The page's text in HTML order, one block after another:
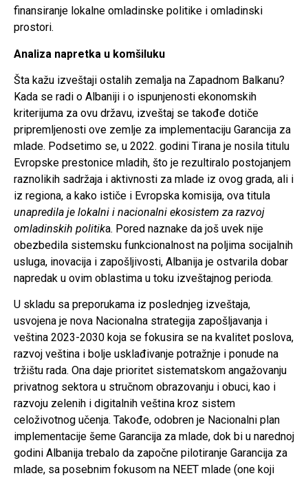
finansiranje lokalne omladinske politike i omladinski
prostori.
Analiza napretka u komšiluku
Šta kažu izveštaji ostalih zemalja na Zapadnom Balkanu?
Kada se radi o Albaniji i o ispunjenosti ekonomskih
kriterijuma za ovu državu, izveštaj se takođe dotiče
pripremljenosti ove zemlje za implementaciju Garancija za
mlade. Podsetimo se, u 2022. godini Tirana je nosila titulu
Evropske prestonice mladih, što je rezultiralo postojanjem
raznolikih sadržaja i aktivnosti za mlade iz ovog grada, ali i
iz regiona, a kako ističe i Evropska komisija, ova titula
unapredila je lokalni i nacionalni ekosistem za razvoj
omladinskih politika. Pored naznake da još uvek nije
obezbedila sistemsku funkcionalnost na poljima socijalnih
usluga, inovacija i zapošljivosti, Albanija je ostvarila dobar
napredak u ovim oblastima u toku izveštajnog perioda.
U skladu sa preporukama iz poslednjeg izveštaja,
usvojena je nova Nacionalna strategija zapošljavanja i
veština 2023-2030 koja se fokusira se na kvalitet poslova,
razvoj veština i bolje usklađivanje potražnje i ponude na
tržištu rada. Ona daje prioritet sistematskom angažovanju
privatnog sektora u stručnom obrazovanju i obuci, kao i
razvoju zelenih i digitalnih veština kroz sistem
celoživotnog učenja. Takođe, odobren je Nacionalni plan
implementacije šeme Garancija za mlade, dok bi u narednoj
godini Albanija trebalo da započne pilotiranje Garancija za
mlade, sa posebnim fokusom na NEET mlade (one koji